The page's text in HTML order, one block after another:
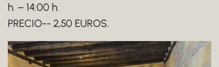
h. – 14:00 h.
PRECIO-- 2,50 EUROS.